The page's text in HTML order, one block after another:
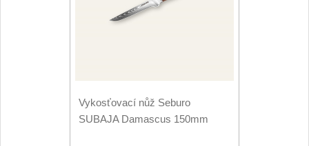
Vykosťovací nůž Seburo
SUBAJA Damascus 150mm